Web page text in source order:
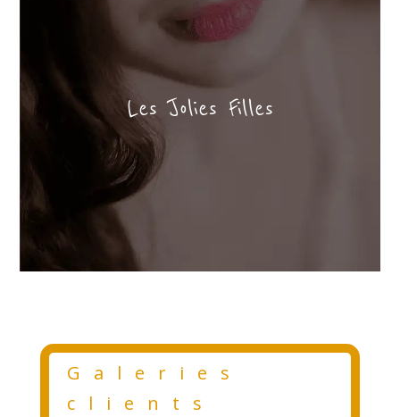
Les Jolies Filles
Galeries
clients